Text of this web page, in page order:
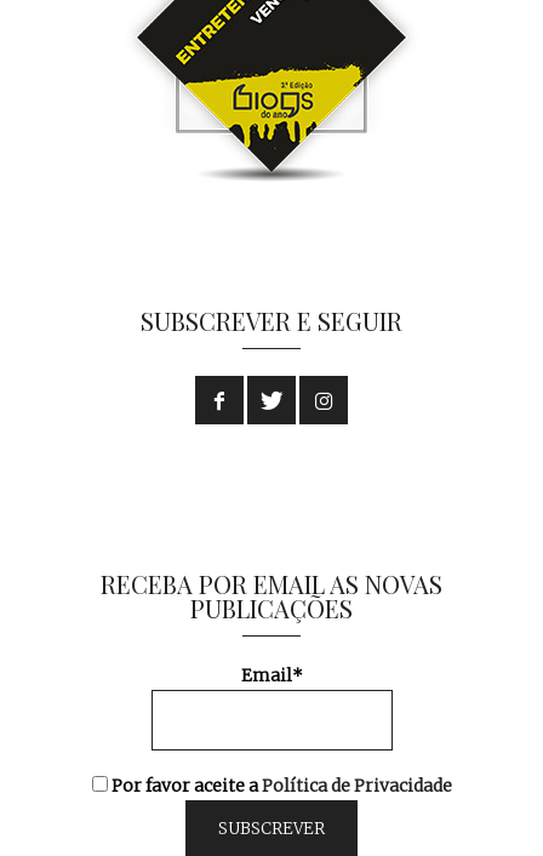
SUBSCREVER E SEGUIR
RECEBA POR EMAIL AS NOVAS
PUBLICAÇÕES
Email*
Por favor aceite aPolítica de Privacidade